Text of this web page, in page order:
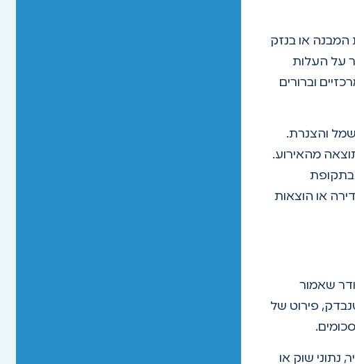
או בנזק
על העלות
וברורים
והצנרת.
מהאירוע.
בתקופת
או הוצאות
שאמור
פירוט של
נתוני שוק או